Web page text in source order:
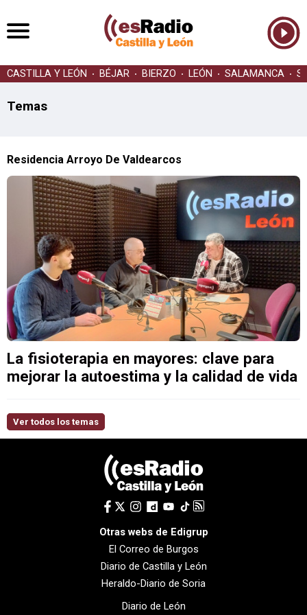
CASTILLA Y LEÓN BÉJAR BIERZO LEÓN SALAMANCA
Temas
Residencia Arroyo De Valdearcos
La fisioterapia en mayores: clave para
mejorar la autoestima y la calidad de vida
Ver todos los temas
Otras webs de Edigrup
El Correo de Burgos
Diario de Castilla y León
Heraldo-Diario de Soria
Diario de León